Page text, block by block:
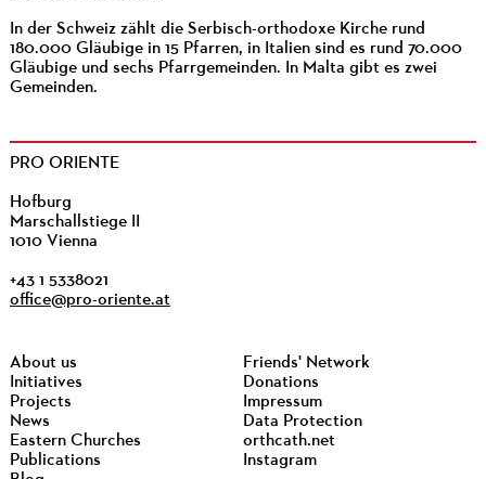
In der Schweiz zählt die Serbisch-orthodoxe Kirche rund
180.000 Gläubige in 15 Pfarren, in Italien sind es rund 70.000
Gläubige und sechs Pfarrgemeinden. In Malta gibt es zwei
Gemeinden.
PRO ORIENTE
Hofburg
Marschallstiege II
1010 Vienna
+43 1 5338021
office@pro-oriente.at
About us
Initiatives
Projects
News
Eastern Churches
Publications
Friends' Network
Donations
Impressum
Data Protection
orthcath.net
Instagram